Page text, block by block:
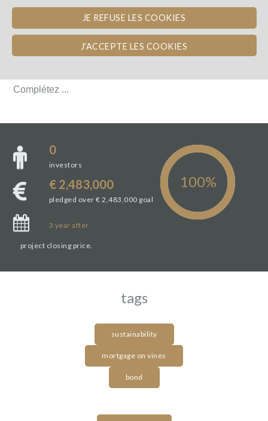
JE REFUSE LES COOKIES
J'ACCEPTE LES COOKIES
L'ÉQUIPE
L'ÉQUIPE
Complétez ...
0
investors
€ 2,483,000
pledged over € 2,483,000 goal
3 year after
project closing price.
tags
sustainability
mortgage on vines
bond